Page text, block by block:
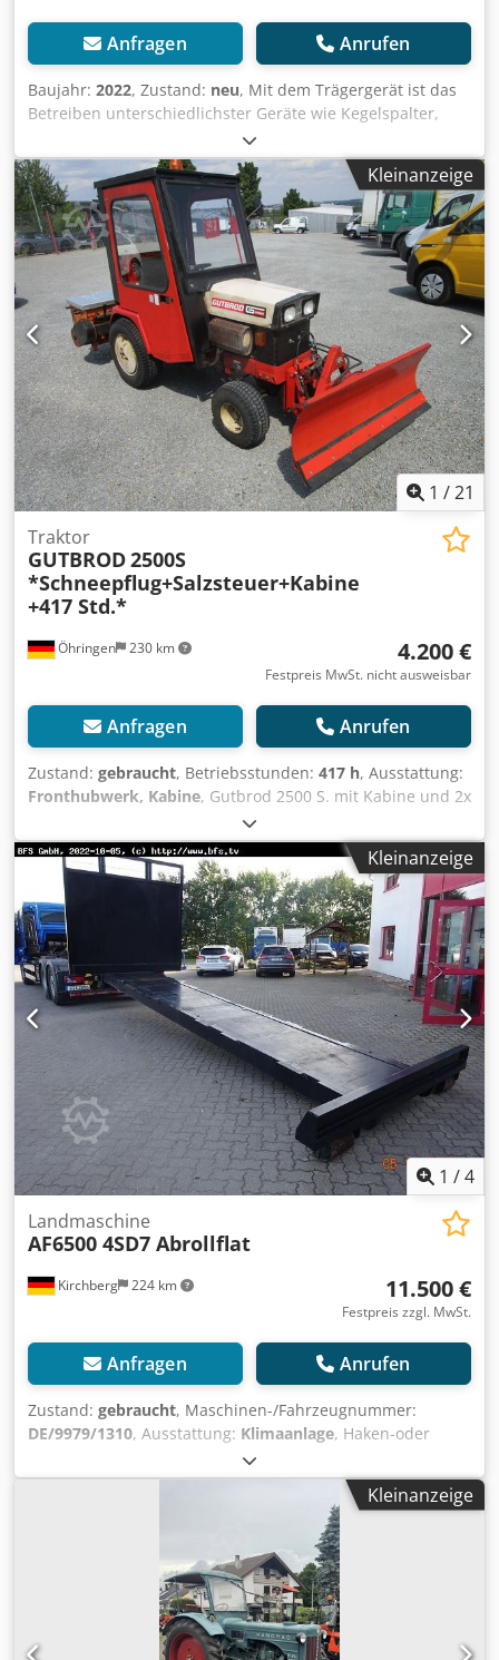
Anfragen Anrufen
Baujahr: 2022, Zustand: neu, Mit dem Trägergerät ist das
Betreiben unterschiedlichster Geräte wie Kegelspalter,
Erdbohrer, Wurzelfräsen, Kehrbesen, Kreiselegge und
vieles mehr möglich. Die Geräte werden in Deutschland
entwickelt und hergestellt. Durch sehr stabile Wälzlager
werden die Kräfte sicher in axialer und radialer Richtung
aufgenommen. Ein großer leitungsstarker Hydraulikmotor
Typ HMT500, hat mit bis zu 1600 Nm das notwendige
Drehmoment für kraftvolles und effizientes Arbeiten.
Ölvolumen bis 125 l/min., Druck bis 210 bar, Drehzahl 240
U/min. Artikel-Nr.: MTT500 Dsdpfx Ajdf Sgredteck
Erdbohrer, Drillkegel und andere Werkzeuge auf Anfrage
gegen Aufpreis. Schnellwechselaufnahmen MS 01 - MS03 -
MS08 oder andere Adapter ebenfalls auf Anfrage und
gegen Aufpreis.
Kleinanzeige
1 /21
Öhringen 230 km
Traktor
GUTBROD2500S
*Schneepflug+Salzsteuer+Kabine
+417 Std.*
4.200 €
Festpreis MwSt. nicht ausweisbar
Anfragen Anrufen
Zustand: gebraucht, Betriebsstunden: 417 h, Ausstattung:
Fronthubwerk, Kabine, Gutbrod 2500 S. mit Kabine und 2x
Türen. Schneepfug seitlich verstellbar. Salzstreuer.
Servo,4-Gang,Diff.-Sperre,Zapfwelle vorne und
hinten,Rund- umleuchte,Beleuchtung,4-Zylinder
Motor,Gewicht an den Hinterräder, Stoll Salzstreuer,auch
für Splitt geeignet.=====Top Bereift===== =Täglicher
Ankauf von Nutzfahrzeugen,sowie Inzahlungnahme
möglich= . Preis: 4.200.- EURO §25a.USTG. Dcedpfxezlvzxe
Adtek
Kleinanzeige
1 /4
Kirchberg 224 km
Landmaschine
AF6500 4SD7 Abrollflat
11.500 €
Festpreis zzgl. MwSt.
Anfragen Anrufen
Zustand: gebraucht, Maschinen-/Fahrzeugnummer:
DE/9979/1310, Ausstattung: Klimaanlage, Haken-oder
Seilnahmesystem laut Norm Nach deutscher Norm DIN
30722 oder französischer Norm NFR 17-108 für
Schemelbefestigung vorbereitet Djdpfoiip Ibox Adtock
Kleinanzeige